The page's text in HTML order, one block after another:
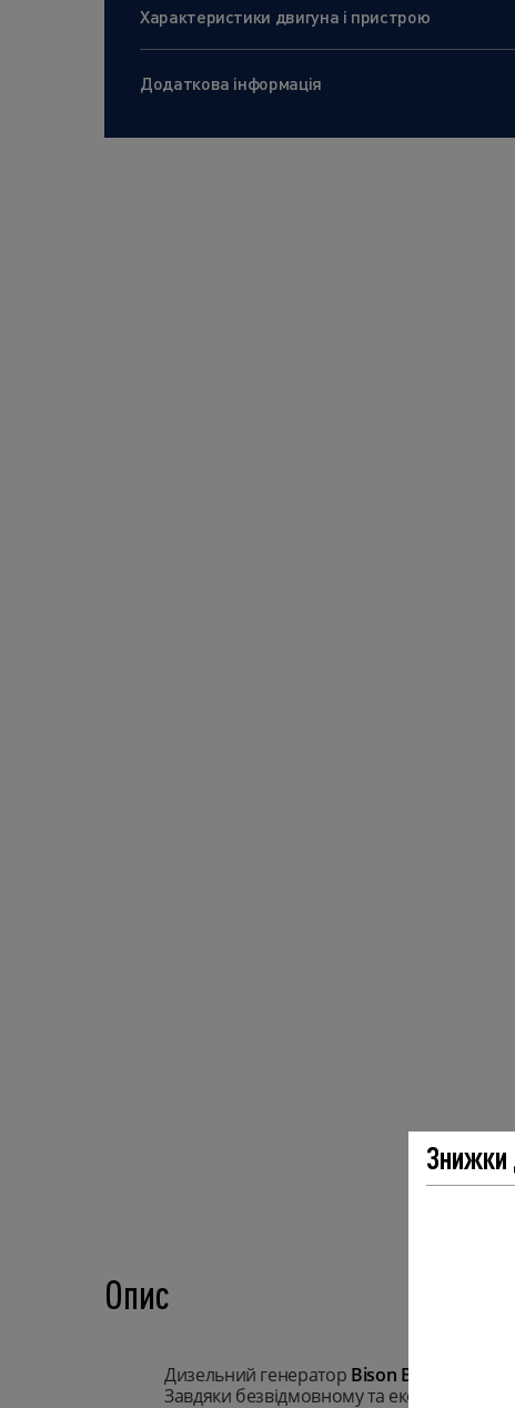
Характеристики двигуна і пристрою
Додаткова інформація
Опис
Дизельний генератор Bison BS3500IS
–
Завдяки безвідмовному та
Знижки